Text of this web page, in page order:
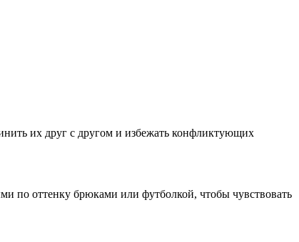
их друг с другом и избежать конфликтующих
по оттенку брюками или футболкой, чтобы чувствовать